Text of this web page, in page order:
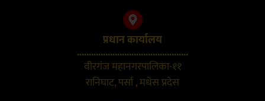
प्रधान कार्यालय
...............................................
वीरगंज महानगरपालिका-११
रानिघाट, पर्सा , मधेस प्रदेस